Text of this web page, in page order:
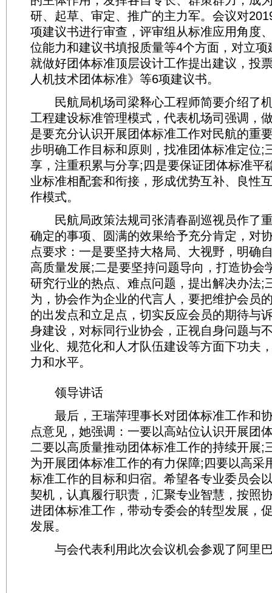
研、起草、审定、推广的主力军。会议对
项建议书进行审查，评审组从标准应用角度
位能力和建议书填报质量等4个方面，对立
就做好团体标准顶层设计工作提出建议，投
人机技术团体标准》等6项建议书。
民航局机场司梁释心工程师简要介绍了
工程建设标准管理模式，代表机场司强调，
是要充分认识开展团体标准工作对民航的重
步明确工作目标和原则，找准团体标准定位;
享，注重积累与分享;四是要保证团体标准平
业标准相配套和衔接，形成优势互补、良性
作模式。
民航局政策法规司张清春副巡视员作了
确定的事项、圆满的效果给予充分肯定，对
点要求：一是要坚持大格局、大视野，明确
高质量发展;二是要坚持问题导向，打造协会
研究行业的热点、难点问题，提出解决办法;
为，协会作为企业的代言人，要把维护会员
的出发点和立足点，切实反应会员的期待与
身建设，对标同行业协会，正视自身问题与
业化、规范化和人才队伍建设等方面下功夫
力和水平。
领导讲话
最后，王瑞萍理事长对团体标准工作和
点意见，她强调：一要以高站位认识开展团
二要以高质量推动团体标准工作的持续开展;
为开展团体标准工作的有力保障;四要以高采
标准工作的目标和归宿。希望各专业委员会
契机，认真履行职责，汇聚专业智慧，按照
进团体标准工作，带动专委会的转型发展，
发展。
与会代表利用此次会议机会参观了阿里